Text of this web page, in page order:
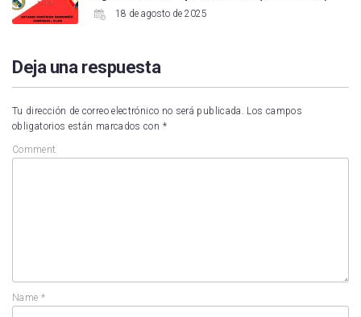
18 de agosto de 2025
Deja una respuesta
Tu dirección de correo electrónico no será publicada. Los campos
obligatorios están marcados con *
Comment
Name *